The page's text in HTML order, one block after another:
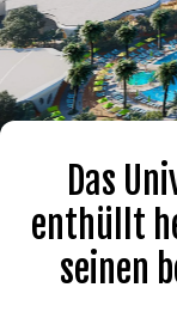
Das
enthüllt
seinen